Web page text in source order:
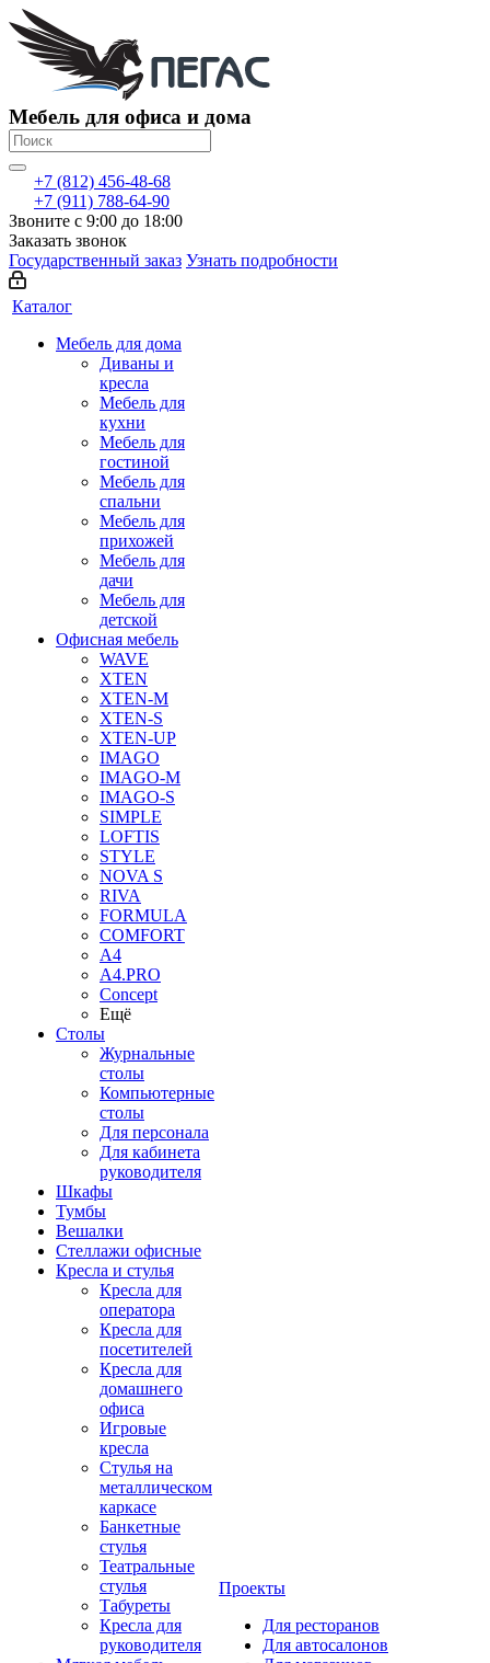
Мебель для офиса и дома
+7 (812) 456-48-68
+7 (911) 788-64-90
Звоните с 9:00 до 18:00
Заказать звонок
Государственный заказ Узнать подробности
Каталог
Мебель для дома
Диваны и
кресла
Мебель для
кухни
Мебель для
гостиной
Мебель для
спальни
Мебель для
прихожей
Мебель для
дачи
Мебель для
детской
Офисная мебель
WAVE
XTEN
XTEN-M
XTEN-S
XTEN-UP
IMAGO
IMAGO-M
IMAGO-S
SIMPLE
LOFTIS
STYLE
NOVA S
RIVA
FORMULA
COMFORT
A4
A4.PRO
Concept
Ещё
Столы
Журнальные
столы
Компьютерные
столы
Для персонала
Для кабинета
руководителя
Шкафы
Тумбы
Вешалки
Стеллажи офисные
Кресла и стулья
Кресла для
оператора
Кресла для
посетителей
Кресла для
домашнего
офиса
Игровые
кресла
Стулья на
металлическом
каркасе
Банкетные
стулья
Театральные
стулья
Табуреты
Кресла для
руководителя
Проекты
Для ресторанов
Для автосалонов